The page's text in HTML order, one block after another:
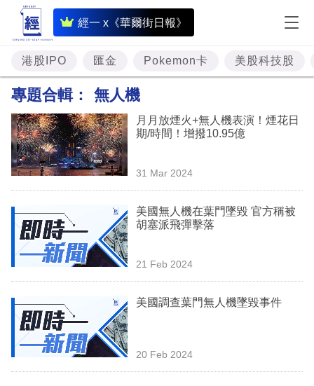
經一 x《華爾街日報》
即
時
財
經
題
投
資
理
業
科
技
港股IPO 匯金 Pokemon卡 美股科技股
專題合輯： 無人機
月月放煙火+無人機表演！煙花日
期/時間！增撥10.95億
31 Mar 2024
美國無人機在葉門墜毀 官方稱被
胡塞派飛彈擊落
21 Feb 2024
美國調查葉門無人機墜毀事件
20 Feb 2024